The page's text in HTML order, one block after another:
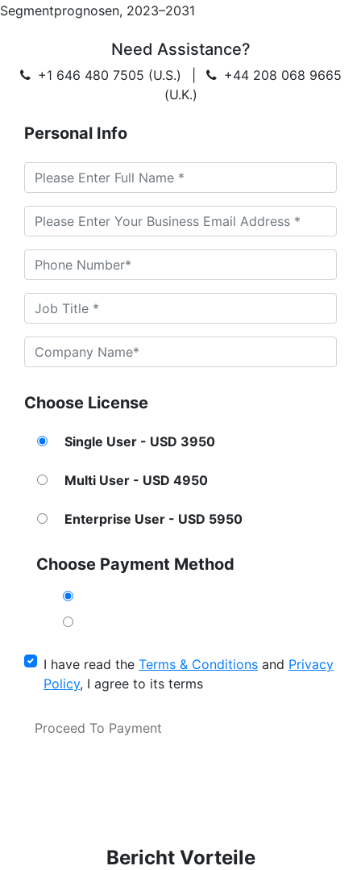
Segmentprognosen, 2023–2031
Need Assistance?
+1 646 480 7505 (U.S.)
+44 208 068 9665
(U.K.)
Personal Info
Choose License
Single User - USD 3950
Multi User - USD 4950
Enterprise User - USD 5950
Choose Payment Method
I have read the Terms & Conditions and Privacy
Policy, I agree to its terms
Proceed To Payment
Bericht Vorteile